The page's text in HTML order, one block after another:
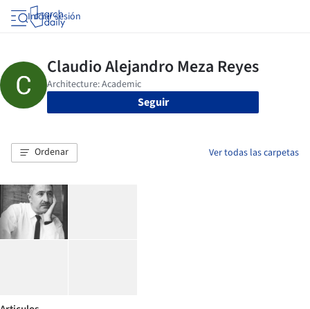
Iniciar sesión
Seguir
Ordenar Ver todas las carpetas